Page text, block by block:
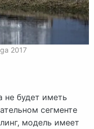
2017
не будет иметь
сегменте
модель имеет